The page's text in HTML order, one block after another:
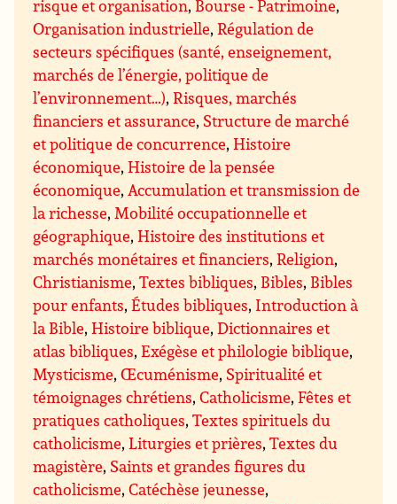
risque et organisation, Bourse - Patrimoine,
Organisation industrielle,Régulation de
secteurs spécifiques (santé, enseignement,
marchés de l’énergie, politique de
l’environnement…),Risques, marchés
financiers et assurance, Structure de marché
et politique de concurrence,Histoire
économique,Histoire de la pensée
économique, Accumulation et transmission de
la richesse, Mobilité occupationnelle et
géographique,Histoire des institutions et
marchés monétaires et financiers,Religion,
Christianisme,Textes bibliques, Bibles, Bibles
pour enfants,Études bibliques, Introduction à
la Bible,Histoire biblique,Dictionnaires et
atlas bibliques,Exégèse et philologie biblique,
Mysticisme,Œcuménisme, Spiritualité et
témoignages chrétiens,Catholicisme,Fêtes et
pratiques catholiques,Textes spirituels du
catholicisme,Liturgies et prières,Textes du
magistère, Saints et grandes figures du
catholicisme,Catéchèse jeunesse,